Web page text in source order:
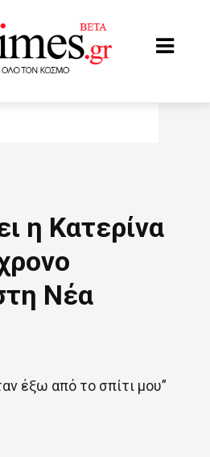
η Κατερίνα
Νέα
έξω από το σπίτι μου”